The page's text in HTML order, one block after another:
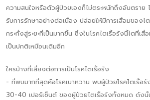
ความสนใจหรือตัวผู้ป่วยเองก็ไม่ตระหนักถึงอันตราย
รับการรักษาอย่างต่อเนื่อง ปล่อยให้มีการเสื่อมของไ
กระทั่งสู่ระยะที่เป็นมากขึ้น ซึ่งในโรคไตเรื้อรังนี้ไตที่เสื่
เป็นปกติเหมือนเดิมอีก
ใครบ้างที่เสี่ยงต่อการเป็นโรคไตเรื้อรัง
- ที่พบมากที่สุดคือโรคเบาหวาน พบผู้ป่วยโรคไตเรื้อรั
30-40 เปอร์เซ็นต์ ของผู้ป่วยไตเรื้อรังทั้งหมด ดังนั้